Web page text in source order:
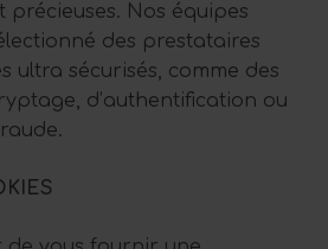
précieuses. Nos équipes
des prestataires
ultra sécurisés, comme des
d’authentification ou